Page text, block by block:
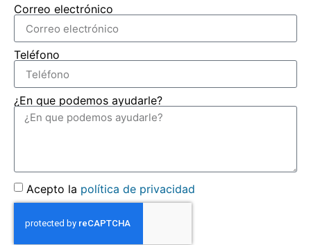
Correo electrónico
Teléfono
¿En que podemos ayudarle?
Acepto la política de privacidad